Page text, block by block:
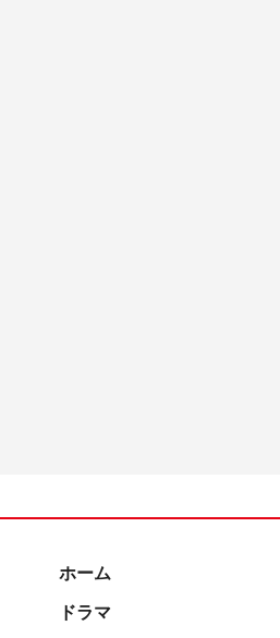
ホーム
ドラマ